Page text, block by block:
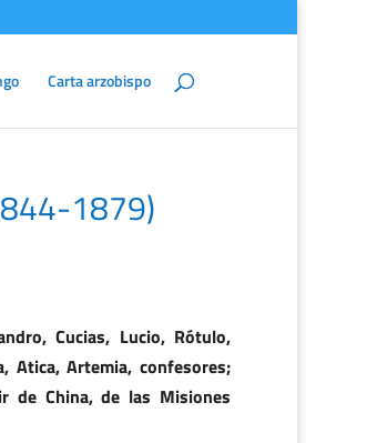
Carta arzobispo
1879)
Cucias, Lucio, Rótulo,
Atica, Artemia, confesores;
de China, de las Misiones